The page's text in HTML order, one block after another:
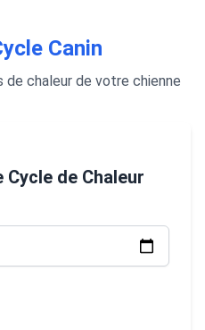
Canin
chaleur de votre chienne
de Chaleur